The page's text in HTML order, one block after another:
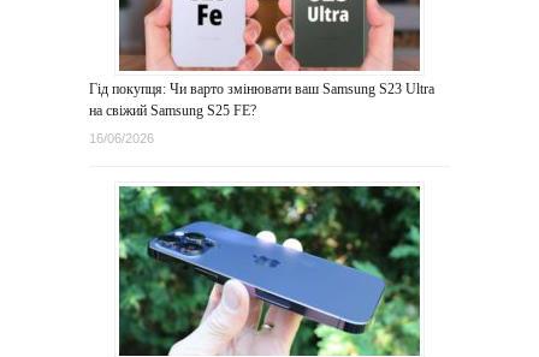
Гід покупця: Чи варто змінювати ваш Samsung S23 Ultra
на свіжий Samsung S25 FE?
16/06/2026